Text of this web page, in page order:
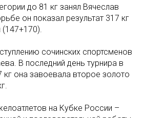
до 81 кг занял Вячеслав
он показал результат 317 кг
сочинских спортсменов
В последний день турнира в
кг она завоевала второе золото
на Кубке России –